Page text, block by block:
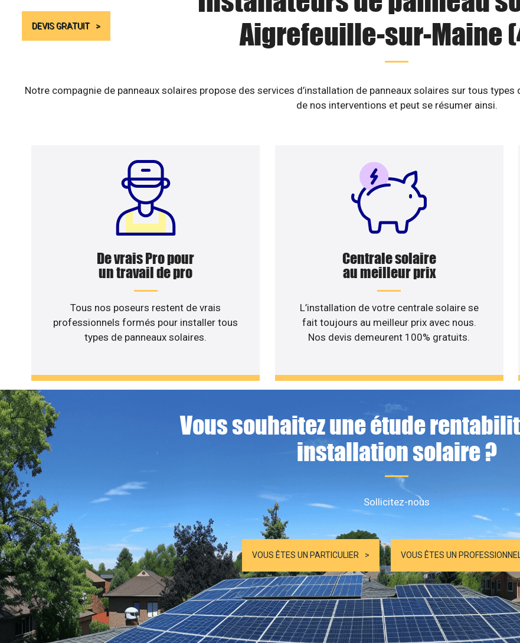
DEVIS GRATUIT
Aigrefeuille-sur-Maine
Notre compagnie de panneaux solaires propose des services d’installation de panneaux solaires sur tous
de nos interventions et peut se résumer ainsi.
De vrais Pro pour
un travail de pro
Tous nos poseurs restent de vrais
professionnels formés pour installer tous
types de panneaux solaires.
Centrale solaire
au meilleur prix
L’installation de votre centrale solaire se
fait toujours au meilleur prix avec nous.
Nos devis demeurent 100% gratuits.
Vous souhaitez une étude
installation solaire ?
Sollicitez-nous
VOUS ÊTES UN PARTICULIER VOUS ÊTES UN